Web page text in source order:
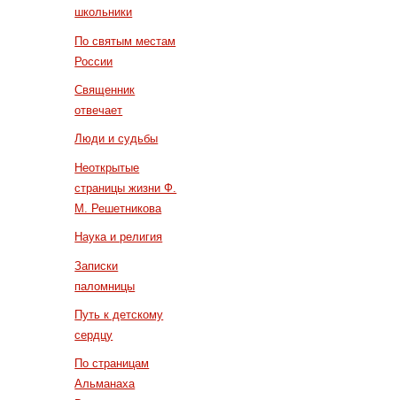
школьники
По святым местам
России
Священник
отвечает
Люди и судьбы
Неоткрытые
страницы жизни Ф.
М. Решетникова
Наука и религия
Записки
паломницы
Путь к детскому
сердцу
По страницам
Альманаха